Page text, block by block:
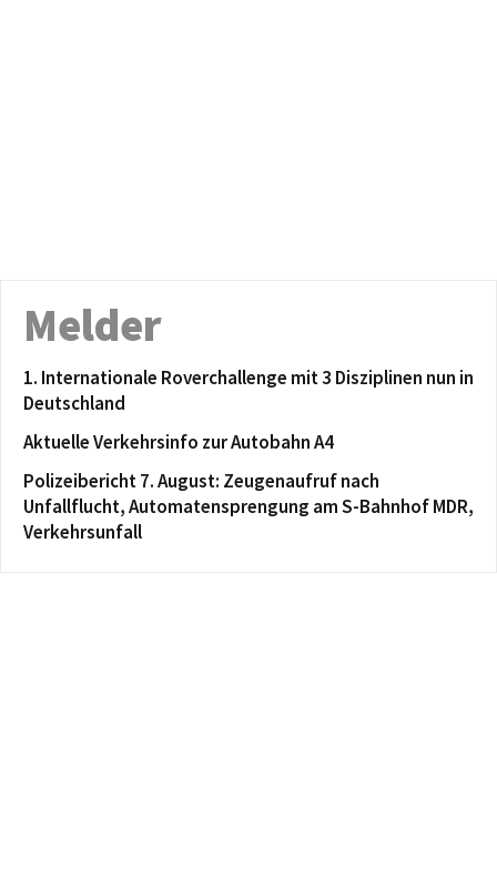
Melder
1. Internationale Roverchallenge mit 3 Disziplinen nun in
Deutschland
Aktuelle Verkehrsinfo zur Autobahn A4
Polizeibericht 7. August: Zeugenaufruf nach
Unfallflucht, Automatensprengung am S-Bahnhof MDR,
Verkehrsunfall